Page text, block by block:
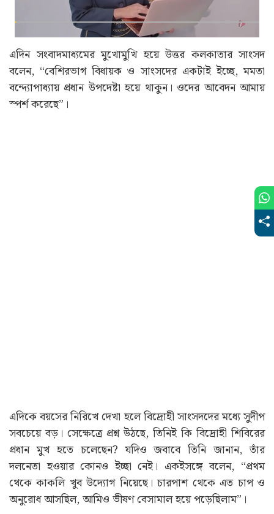
এদিন সংবাদমাধ্যমের মুখোমুখি হয়ে উত্তর কলকাতার সাংসদ
বলেন, “বেশিরভাগ বিধায়ক ও সাংসদের একটাই ইচ্ছে, মমতা
বন্দ্যোপাধ্যায় প্রধান উপদেষ্টা হয়ে থাকুন। ওদের আবেদন আমায়
স্পর্শ করেছে”।
এদিকে বয়সের নিরিখে দেখা হলে বিদ্রোহী সাংসদদের মধ্যে সুদীপ
সবচেয়ে বড়। সেক্ষেত্রে প্রশ্ন উঠছে, তিনিই কি বিদ্রোহী শিবিরের
প্রধান মুখ হতে চলেছেন? যদিও জবাবে তিনি জানান, তাঁর
দলনেতা হওয়ার কোনও ইচ্ছা নেই। একইসঙ্গে বলেন, “প্রথম
থেকে কাকলি খুব উদ্যোগ নিয়েছে। চারপাশ থেকে এত চাপ ও
অনুরোধ আসছিল, আমিও ভীষণ বেসামাল হয়ে পড়েছিলাম”।